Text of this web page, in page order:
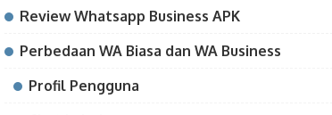
Review Whatsapp Business APK
Perbedaan WA Biasa dan WA Business
Profil Pengguna